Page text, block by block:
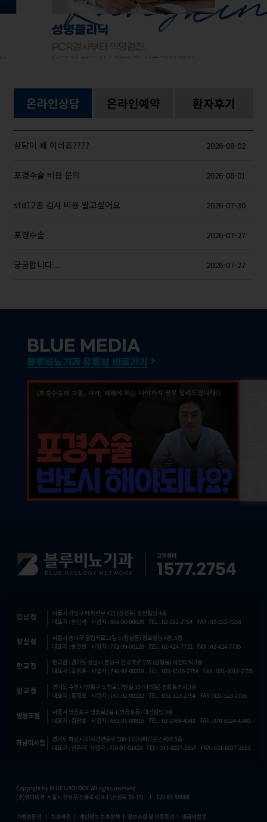
온라인상담 온라인예약 환자후기
상담이 왜 이러죠???? 2026-08-02
포경수술 비용 문의 2026-08-01
std12종 검사 비용 알고싶어요 2026-07-30
포경수술 2026-07-27
궁굼합니다... 2026-07-27
BLUE MEDIA
블루비뇨기과 유튜브 바로가기